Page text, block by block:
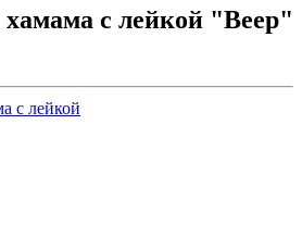
хамама с лейкой "Веер"